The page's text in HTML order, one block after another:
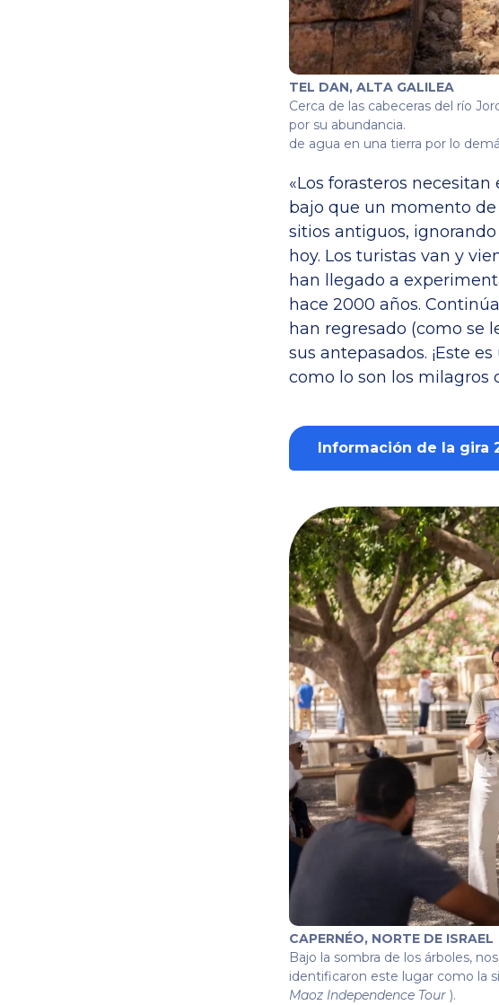
TEL DAN, ALTA GALILEA
Cerca de las cabeceras del río
por su abundancia.
de agua en una tierra por lo
«Los forasteros
bajo que un momento
sitios antiguos,
hoy. Los turistas van y
han llegado a
hace 2000 años.
han regresado (como se
sus antepasados. ¡Este
como lo son los milagros
Información de la gira
CAPERNÉO, NORTE DE ISRAEL
Bajo la sombra de los árboles,
identificaron este lugar como la
Maoz Independence Tour ).